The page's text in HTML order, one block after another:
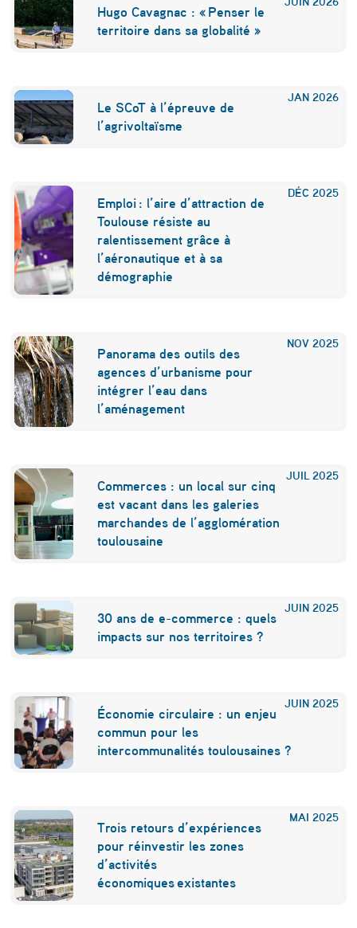
i
a
r
e
?
Hugo Cavagnac : « Penser le
territoire dans sa globalité »
JAN 2026
Le SCoT à l’épreuve de
l’agrivoltaïsme
DÉC 2025
Emploi : l’aire d’attraction de
Toulouse résiste au
ralentissement grâce à
l’aéronautique et à sa
démographie
NOV 2025
Panorama des outils des
agences d’urbanisme pour
intégrer l’eau dans
l’aménagement
JUIL 2025
Commerces : un local sur cinq
est vacant dans les galeries
marchandes de l’agglomération
toulousaine
JUIN 2025
30 ans de e-commerce : quels
impacts sur nos territoires ?
JUIN 2025
Économie circulaire : un enjeu
commun pour les
intercommunalités toulousaines ?
MAI 2025
Trois retours d’expériences
pour réinvestir les zones
d’activités
économiques existantes